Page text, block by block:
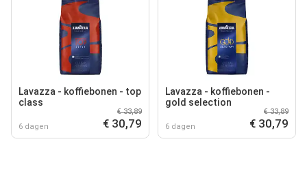
Lavazza - koffiebonen - top
class
6 dagen
€ 33,89
€ 30,79
Lavazza - koffiebonen -
gold selection
6 dagen
€ 33,89
€ 30,79